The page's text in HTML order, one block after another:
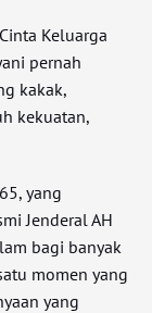
Keluarga
pernah
kakak,
kekuatan,
yang
Jenderal AH
bagi banyak
momen yang
yang